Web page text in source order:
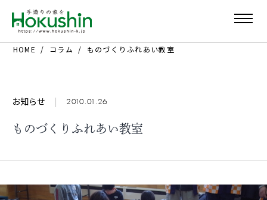
HOME コラム ものづくりふれあい教室
お知らせ | 2010.01.26
ものづくりふれあい教室